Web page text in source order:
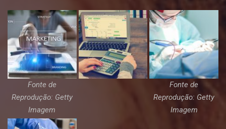
Fonte de
Reprodução: Getty
Imagem
Fonte de
Reprodução: Getty
Imagem